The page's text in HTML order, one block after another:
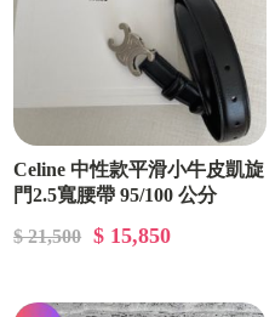
Celine 中性款平滑小牛皮凱旋
門2.5寬腰帶 95/100 公分
$ 21,500
$ 15,850